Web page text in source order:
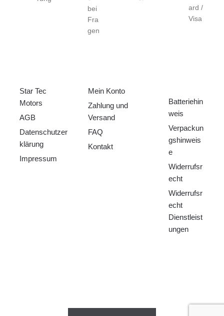
bei
Fra
gen
ard /
Visa
Star Tec
Motors
AGB
Datenschutzer
klärung
Impressum
Mein Konto
Zahlung und
Versand
FAQ
Kontakt
Batteriehin
weis
Verpackun
gshinweis
e
Widerrufsr
echt
Widerrufsr
echt
Dienstleist
ungen